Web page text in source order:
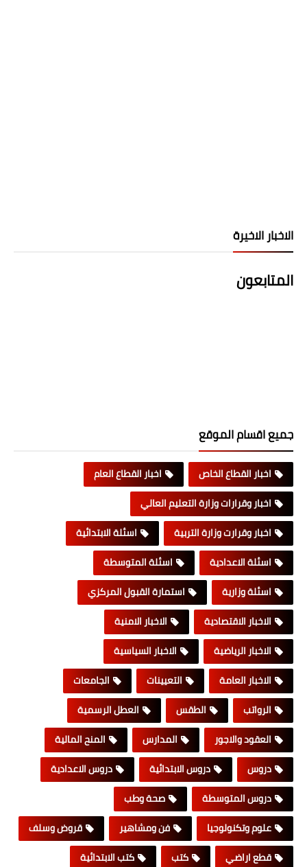
الاخبار الاخيرة
المتابعون
جميع اقسام الموقع
اخبار القطاع الخاص
اخبار القطاع العام
اخبار وقرارات وزارة التعليم العالي
اخبار وقرارت وزارة التربية
اسئلة الابتدائية
اسئلة الاعدادية
اسئلة المتوسطة
اسئلة وزارية
استمارة القبول المركزي
الاخبار الاقتصادية
الاخبار الامنية
الاخبار الرياضية
الاخبار السياسية
الاخبار العامة
التعيينات
الجامعات
الرواتب
الطقس
العطل الرسمية
العقود والاجور
المدارس
المنح المالية
دروس
دروس الابتدائية
دروس الاعدادية
دروس المتوسطة
صحة وطب
علوم وتكنولوجيا
فن ومشاهير
قروض وسلف
قطع اراضي
كتب
كتب الابتدائية